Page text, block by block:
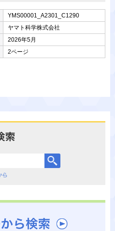
YMS00001_A2301_C1290
ヤマト科学株式会社
2026年5月
2ページ